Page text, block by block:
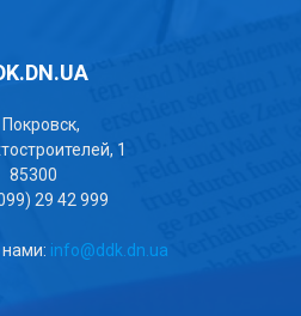
Покровск,
1
85300
29 42 999
info@ddk.dn.ua